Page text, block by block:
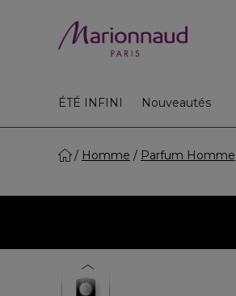
ÉTÉ INFINI Nouveautés
Homme Parfum Homme